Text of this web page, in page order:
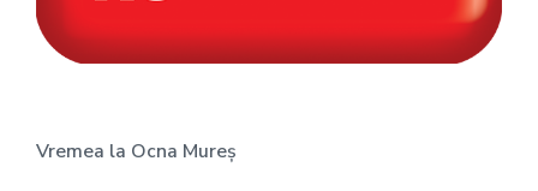
Vremea la Ocna Mureș